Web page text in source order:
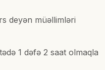
deyən müəllimləri
1 dəfə 2 saat olmaqla